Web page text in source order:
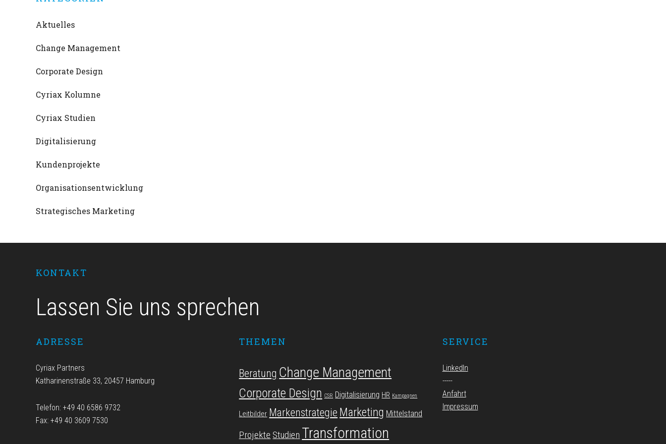
Aktuelles
Change Management
Corporate Design
Cyriax Kolumne
Cyriax Studien
Digitalisierung
Kundenprojekte
Organisationsentwicklung
Strategisches Marketing
KONTAKT
Lassen Sie uns sprechen
ADRESSE
Cyriax Partners
Katharinenstraße 33, 20457 Hamburg
Telefon: +49 40 6586 9732
Fax: +49 40 3609 7530
THEMEN
Beratung Change Management
Corporate Design CSR Digitalisierung HR Kampagnen
Leitbilder Markenstrategie Marketing Mittelstand
Projekte Studien Transformation
SERVICE
LinkedIn
-----
Anfahrt
Impressum